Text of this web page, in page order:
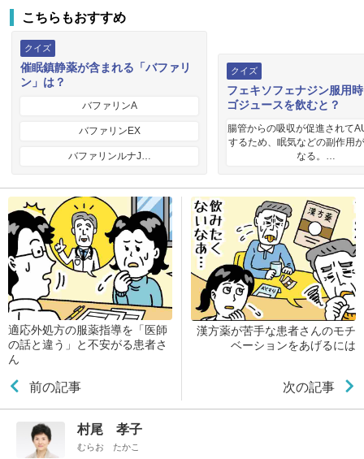
こちらもおすすめ
クイズ
催眠鎮静薬が含まれる「バファリ
ン」は？
バファリンA
バファリンEX
バファリンルナJ…
クイズ
フェキソフェナジン服用
ゴジュースを飲むと？
腸管からの吸収が促進されて
するため、眠気などの副作用
なる。…
適応外処方の服薬指導を「医師
の話と違う」と不安がる患者さ
ん
前の記事
漢方薬が苦手な患者さんのモチ
ベーションをあげるには
次の記事
村尾 孝子
むらお たかこ